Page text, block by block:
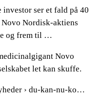
ser et fald på 40
Nordisk-aktiens
og frem til …
Novo
let kan skuffe.
› du-kan-nu-ko…